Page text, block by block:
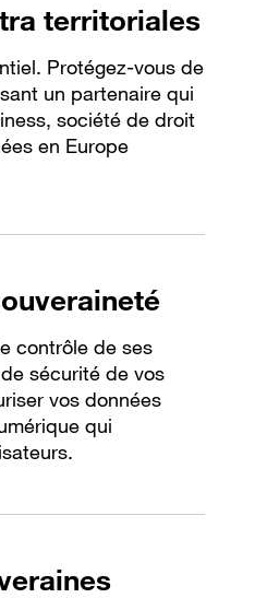
territoriales
Protégez-vous de
un partenaire qui
société de droit
en Europe
contrôle de ses
sécurité de vos
vos données
qui